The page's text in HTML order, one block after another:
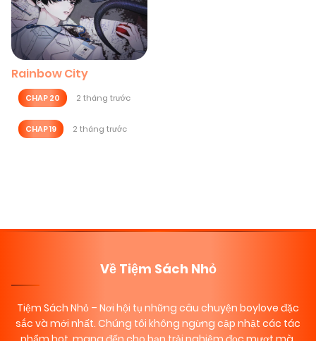
Rainbow City
CHAP 20 2 tháng trước
CHAP 19 2 tháng trước
Về Tiệm Sách Nhỏ
Tiệm Sách Nhỏ – Nơi hội tụ những câu chuyện boylove đặc
sắc và mới nhất. Chúng tôi không ngừng cập nhật các tác